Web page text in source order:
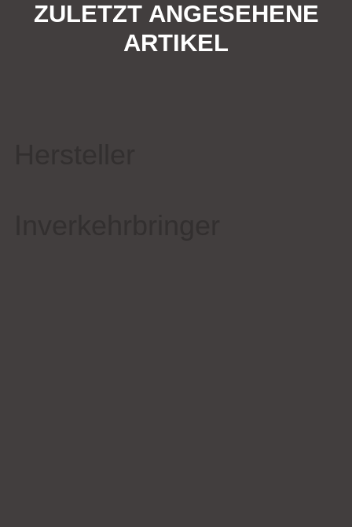
ZULETZT ANGESEHENE
ARTIKEL